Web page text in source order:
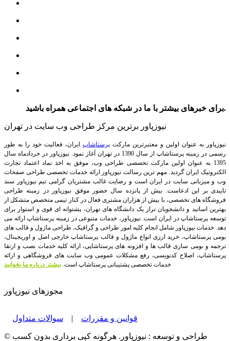
برای خبرهای بیشتر با ما در شبکه های اجتماعی همراه باشید.
نیوزپاور برترین مرکز طراحی وب سایت در تهران
نیوزپاور به عنوان اولین و معتبرترین مارکت پرستاشاپ ایران، فعالیت خود را به طور
رسمی در زمینه پرستاشاپ از سال 1390 در تهران آغاز نمود. نیوزپاور در خردادماه سال
1395 به عنوان اولین مارکت تخصصی طراحی وب، موفق به اخذ نماد اعتماد تجارت
الکترونیک ایران گردید. مهم ترین رسالت نیوزپاور ارائه خدمات تخصصی طراحی صفحات
وب و میزبانی سایت در ایران است و رضایت غالب مشتریان گرامی تیم نیوزپاور سند
تاییدی بر این ادعاست. بیش از پانزده سال حضور موفق نیوزپاور در زمینه طراحی
فروشگاه های تخصصی، با بیش از هزاران مشتری فعال در کنار تیمی متخصص متشکل از
بهترین اساتید و دانشجویان تراز یک دانشگاه های تهران، پشتوانه ای قوی و استوار برای
توسعه پرستاشاپ در ایران است.نیوزپاور، خدمات متنوعی در زمینه پرستاشاپ ارائه می
دهد. خدمات نیوزپاور شامل انجام کلیه امور طراحی و گرافیک، طراحی ماژول و قالب های
بومی پرستاشاپ، خرید ارزی انواع ماژول و قالب پرستاشاپ خارجی اصل و اوریجینال،
ترجمه و بومی سازی قالب ها و افزونه های پرستاشاپی، ارائه کلیه خدمات نصب و ارتقا
پرستاشاپ، اصلاح کدنویسی، رفع مشکلات عمومی وب سایت های فروشگاهی و ارائه
خدمات تخصصی پشتیبانی پرستاشاپ است. بیشتر درباره ما بخوانید
مجوزهای نیوزپاور
قوانین و مقررات | سوالات متداول
© طراحی و توسعه : نیوزپاور. هرگونه کپی برداری بدون کسب